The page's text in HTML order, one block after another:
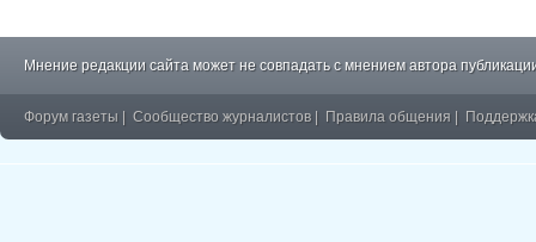
Мнение редакции сайта может не совпадать с мнением автора
Форум газеты Сообщество журналистов Правила общения
�